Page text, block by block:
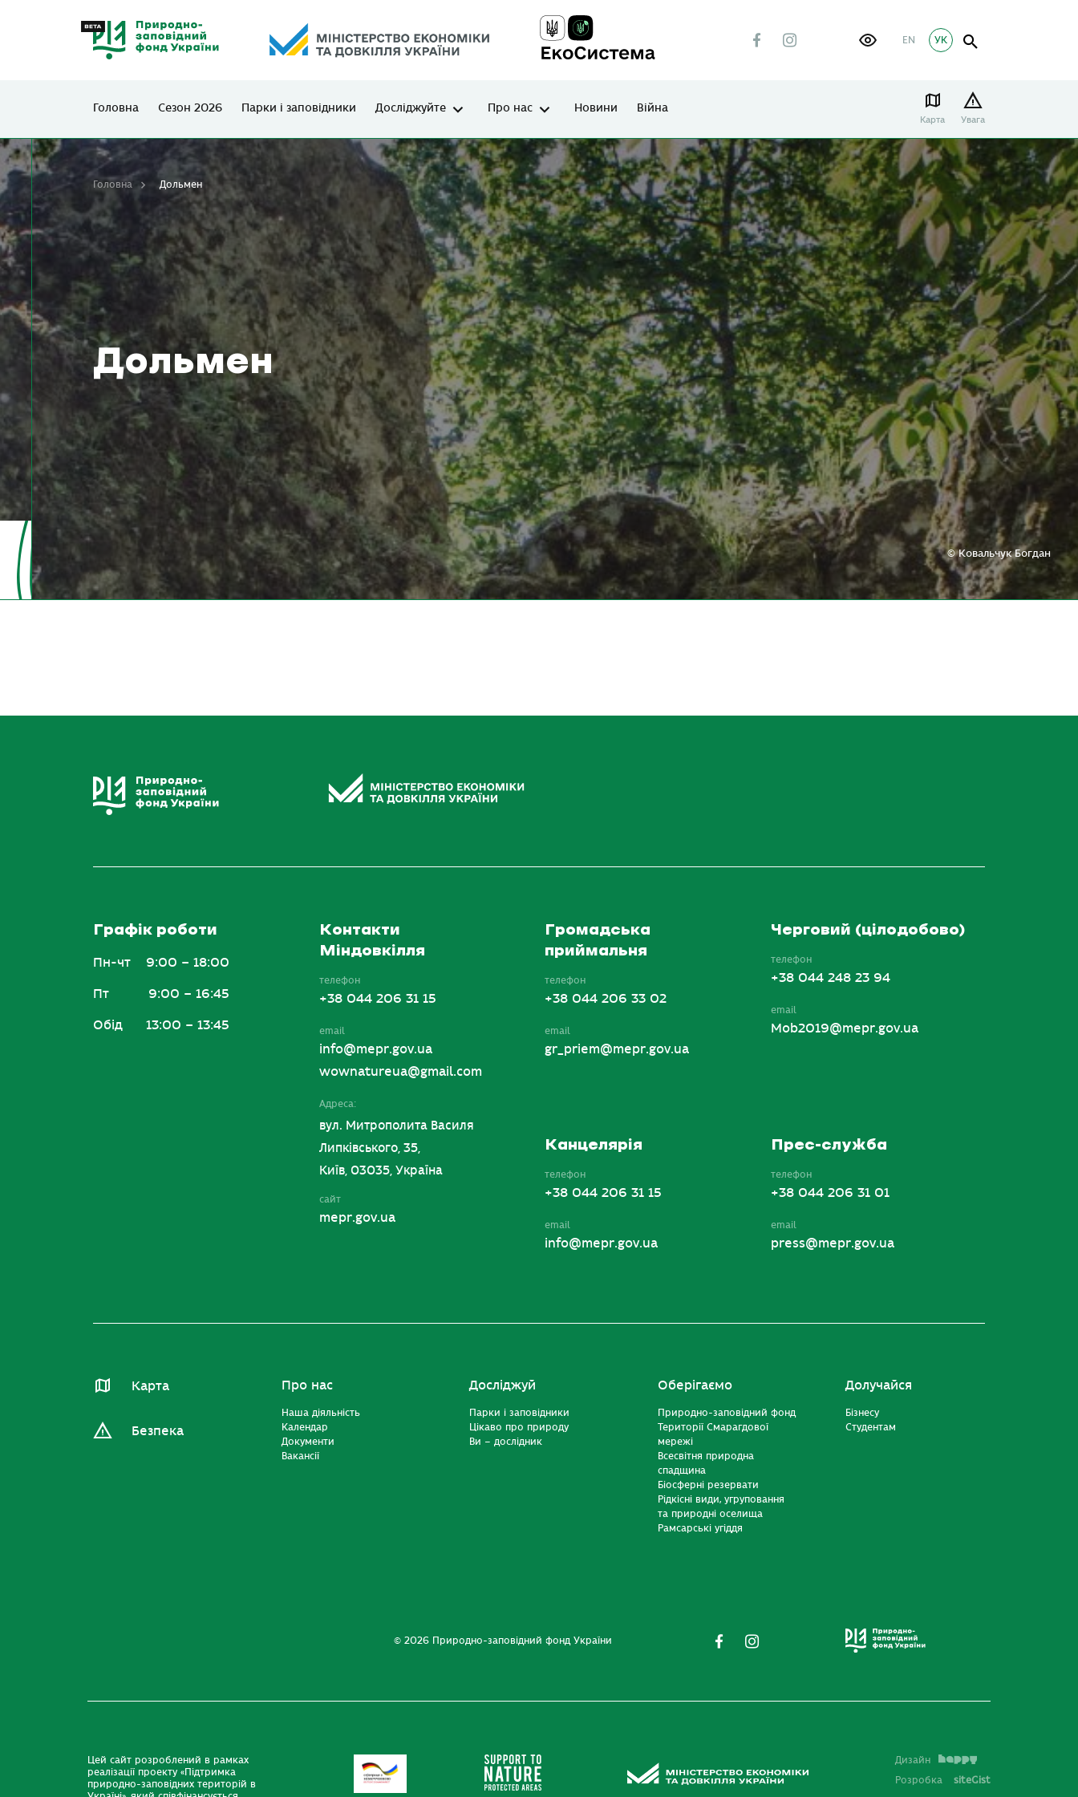
УК
EN
Головна Сезон 2026 Парки і заповідники Досліджуйте Про нас Новини Війна
Карта Увага
Дольмен
Головна Дольмен
© Ковальчук Богдан
Графік роботи
Пн-чт 9:00 – 18:00
Пт 9:00 – 16:45
Обід 13:00 – 13:45
Контакти
Міндовкілля
телефон
+38 044 206 31 15
email
info@mepr.gov.ua
wownatureua@gmail.com
Адреса:
вул. Митрополита Василя
Липківського, 35,
Київ, 03035, Україна
сайт
mepr.gov.ua
Громадська
приймальня
телефон
+38 044 206 33 02
email
gr_priem@mepr.gov.ua
Канцелярія
телефон
+38 044 206 31 15
email
info@mepr.gov.ua
Черговий (цілодобово)
телефон
+38 044 248 23 94
email
Mob2019@mepr.gov.ua
Прес-служба
телефон
+38 044 206 31 01
email
press@mepr.gov.ua
Карта
Безпека
Про нас
Наша діяльність
Календар
Документи
Вакансії
Досліджуй
Парки і заповідники
Цікаво про природу
Ви – дослідник
Оберігаємо
Природно-заповідний фонд
Території Смарагдової
мережі
Всесвітня природна
спадщина
Біосферні резервати
Рідкісні види, угруповання
та природні оселища
Рамсарські угіддя
Долучайся
Бізнесу
Студентам
© 2026 Природно-заповідний фонд України
Цей сайт розроблений в рамках
реалізації проекту «Підтримка
природно-заповідних територій в
Дизайн
Розробка
siteGist